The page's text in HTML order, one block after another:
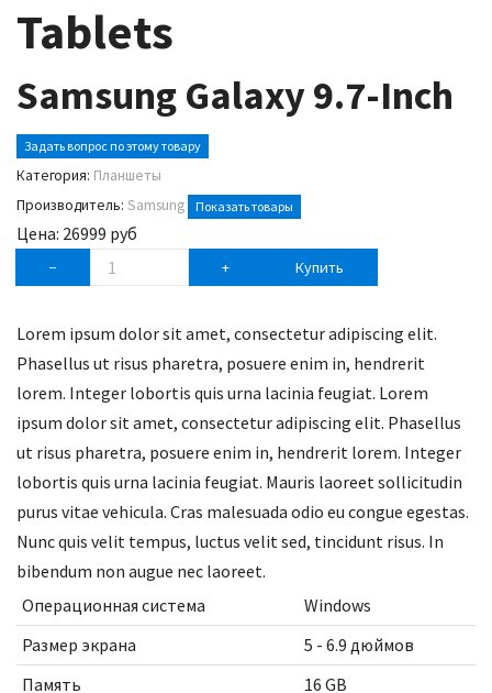
Tablets
Samsung Galaxy 9.7-Inch
Задать вопрос по этому товару
Категория: Планшеты
Производитель: Samsung Показать товары
Цена: 26999 руб
− +
Lorem ipsum dolor sit amet, consectetur adipiscing elit.
Phasellus ut risus pharetra, posuere enim in, hendrerit
lorem. Integer lobortis quis urna lacinia feugiat. Lorem
ipsum dolor sit amet, consectetur adipiscing elit. Phasellus
ut risus pharetra, posuere enim in, hendrerit lorem. Integer
lobortis quis urna lacinia feugiat. Mauris laoreet sollicitudin
purus vitae vehicula. Cras malesuada odio eu congue egestas.
Nunc quis velit tempus, luctus velit sed, tincidunt risus. In
bibendum non augue nec laoreet.
Операционная система
Windows
Размер экрана
5 - 6.9 дюймов
Память
16 GB